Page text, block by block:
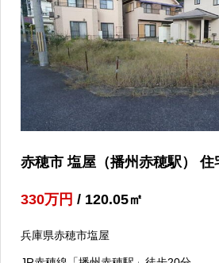
赤穂市 塩屋（播州赤穂駅） 住
330万円 / 120.05㎡
兵庫県赤穂市塩屋